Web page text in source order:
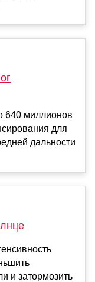
640 миллионов
для
дальности
и затормозить